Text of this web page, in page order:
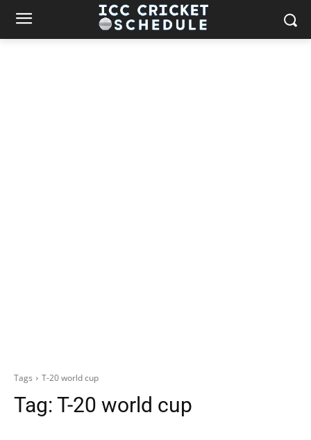
Tags T-20 world cup
Tag: T-20 world cup